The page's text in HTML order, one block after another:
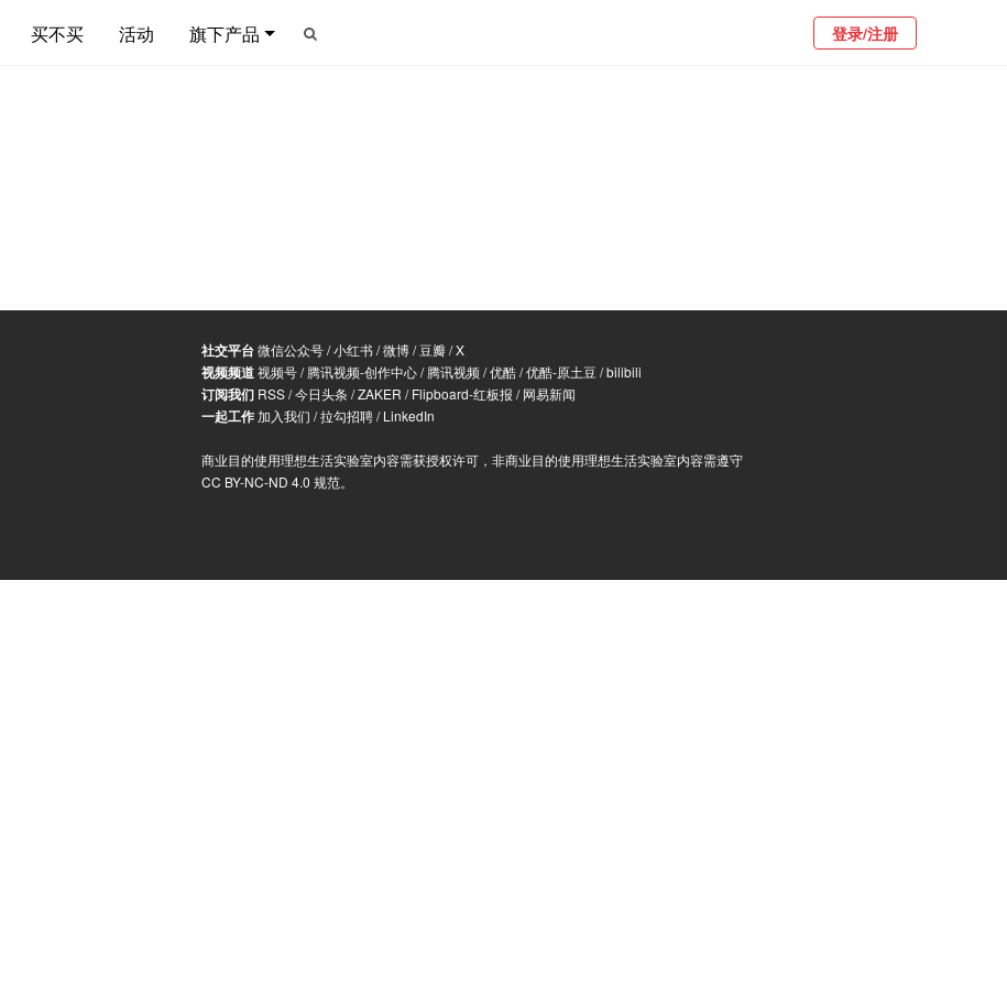
买不买 活动 旗下产品 登录/注册
社交平台微信公众号/小红书/微博/豆瓣/X
视频频道视频号/腾讯视频-创作中心/腾讯视频/优酷/优酷-原土豆 /bilibili
订阅我们 RSS/今日头条 /ZAKER /Flipboard-红板报 /网易新闻
一起工作加入我们 /拉勾招聘/LinkedIn
商业目的使用理想生活实验室内容需获授权许可，非商业目的使用理想生活实验室内容需遵守
CC BY-NC-ND 4.0 规范。